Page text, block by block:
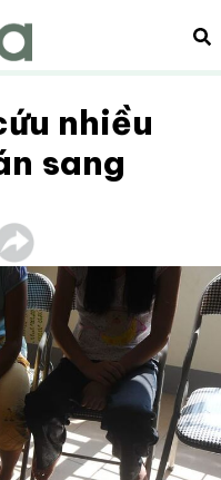
nhiều
sang